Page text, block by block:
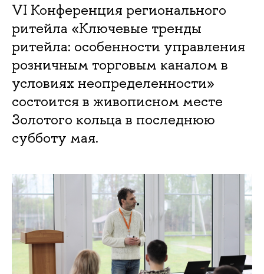
VI Конференция регионального
ритейла «Ключевые тренды
ритейла: особенности управления
розничным торговым каналом в
условиях неопределенности»
состоится в живописном месте
Золотого кольца в последнюю
субботу мая.